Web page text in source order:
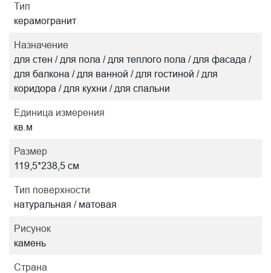
Тип
керамогранит
Назначение
для стен / для пола / для теплого пола / для фасада /
для балкона / для ванной / для гостиной / для
коридора / для кухни / для спальни
Единица измерения
кв.м
Размер
119,5*238,5 см
Тип поверхности
натуральная / матовая
Рисунок
камень
Страна